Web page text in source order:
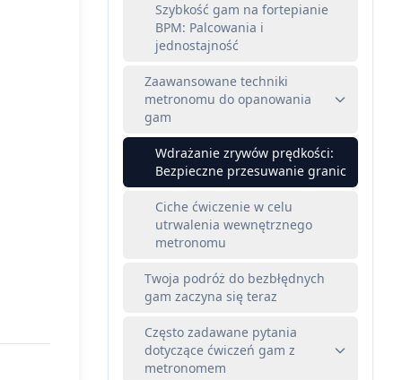
Szybkość gam na fortepianie
BPM: Palcowania i
jednostajność
Zaawansowane techniki
metronomu do opanowania
gam
Wdrażanie zrywów prędkości:
Bezpieczne przesuwanie granic
Ciche ćwiczenie w celu
utrwalenia wewnętrznego
metronomu
Twoja podróż do bezbłędnych
gam zaczyna się teraz
Często zadawane pytania
dotyczące ćwiczeń gam z
metronomem